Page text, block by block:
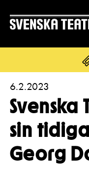
REPERTOAR &
Repertoar
Kalender
DITT BESÖK
Svenska
sin
Georg
6.2.2023